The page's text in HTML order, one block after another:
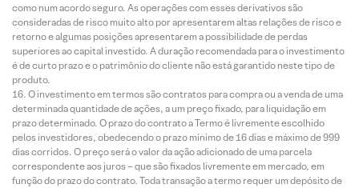
como num acordo seguro. As operações com esses derivativos são
consideradas de risco muito alto por apresentarem altas relações de risco e
retorno e algumas posições apresentarem a possibilidade de perdas
superiores ao capital investido. A duração recomendada para o investimento
é de curto prazo e o patrimônio do cliente não está garantido neste tipo de
produto.
O investimento em termos são contratos para compra ou a venda de uma
determinada quantidade de ações, a um preço fixado, para liquidação em
prazo determinado. O prazo do contrato a Termo é livremente escolhido
pelos investidores, obedecendo o prazo mínimo de 16 dias e máximo de 999
dias corridos. O preço será o valor da ação adicionado de uma parcela
correspondente aos juros – que são fixados livremente em mercado, em
função do prazo do contrato. Toda transação a termo requer um depósito de